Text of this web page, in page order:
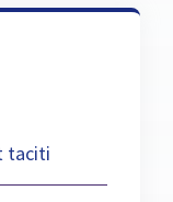
taciti